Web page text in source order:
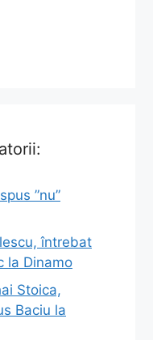
”nu”
întrebat
la Dinamo
Stoica,
Baciu la